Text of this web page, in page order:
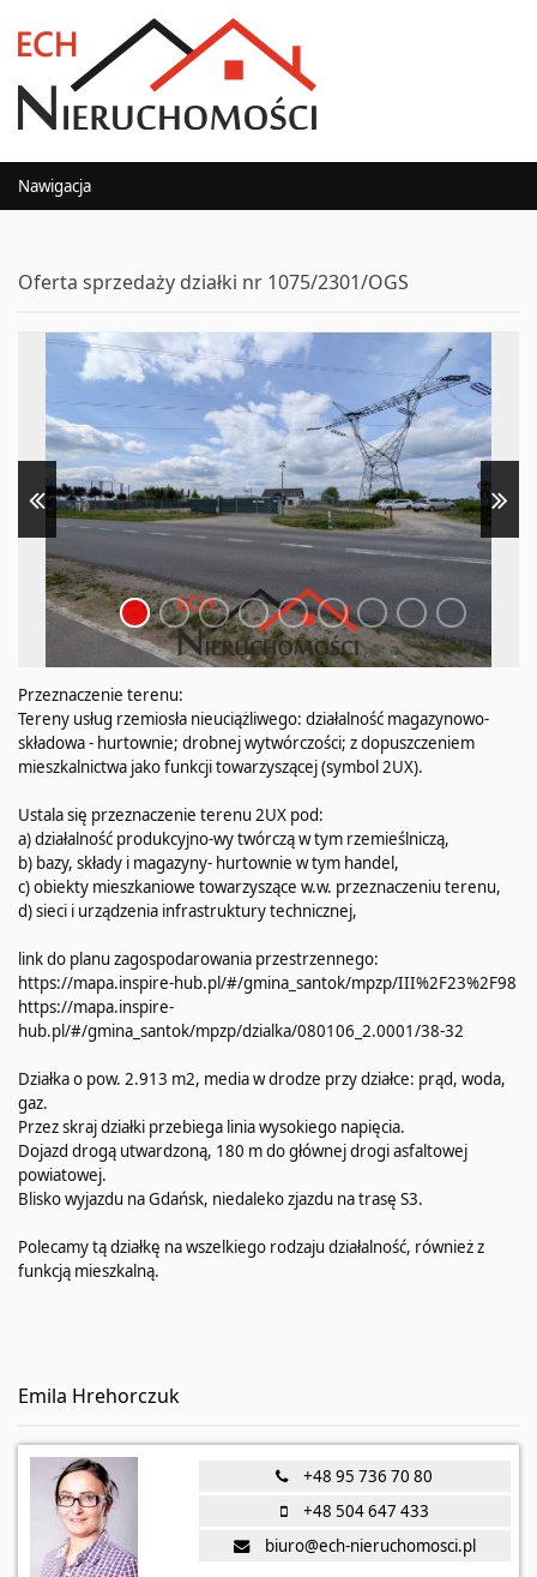
Nawigacja
Oferta sprzedaży działki nr 1075/2301/OGS
Przeznaczenie terenu:
Tereny usług rzemiosła nieuciążliwego: działalność magazynowo-
składowa - hurtownie; drobnej wytwórczości; z dopuszczeniem
mieszkalnictwa jako funkcji towarzyszącej (symbol 2UX).
Ustala się przeznaczenie terenu 2UX pod:
a) działalność produkcyjno-wy twórczą w tym rzemieślniczą,
b) bazy, składy i magazyny- hurtownie w tym handel,
c) obiekty mieszkaniowe towarzyszące w.w. przeznaczeniu terenu,
d) sieci i urządzenia infrastruktury technicznej,
link do planu zagospodarowania przestrzennego:
https://mapa.inspire-hub.pl/#/gmina_santok/mpzp/III%2F23%2F98
https://mapa.inspire-
hub.pl/#/gmina_santok/mpzp/dzialka/080106_2.0001/38-32
Działka o pow. 2.913 m2, media w drodze przy działce: prąd, woda,
gaz.
Przez skraj działki przebiega linia wysokiego napięcia.
Dojazd drogą utwardzoną, 180 m do głównej drogi asfaltowej
powiatowej.
Blisko wyjazdu na Gdańsk, niedaleko zjazdu na trasę S3.
Polecamy tą działkę na wszelkiego rodzaju działalność, również z
funkcją mieszkalną.
Emila Hrehorczuk
+48 95 736 70 80
+48 504 647 433
biuro@ech-nieruchomosci.pl